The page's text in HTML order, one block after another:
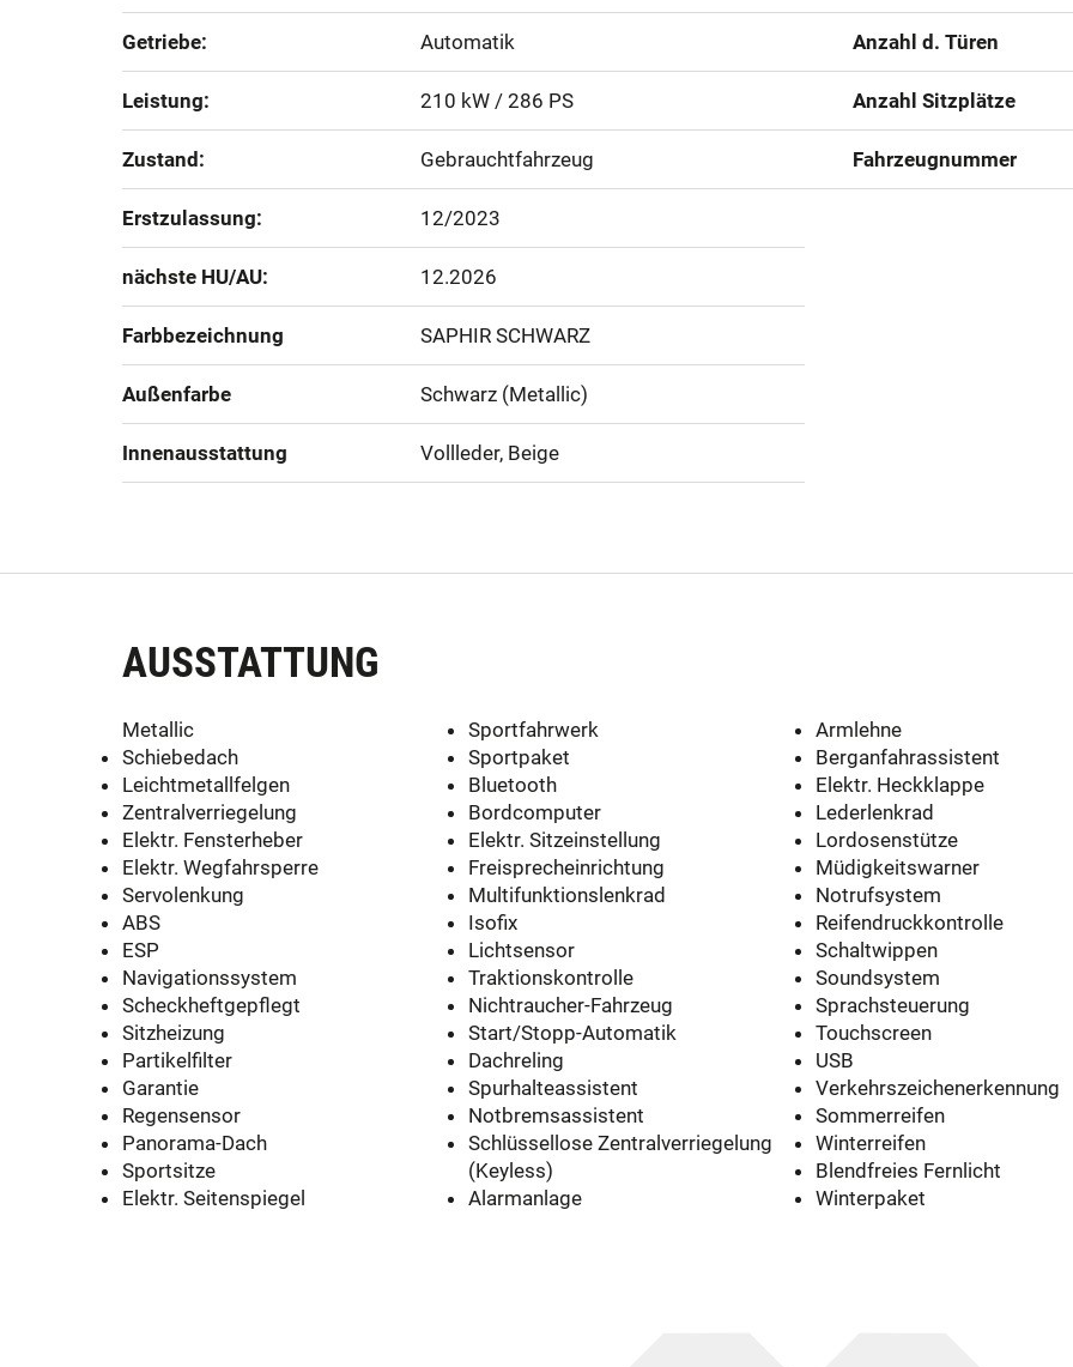
Getriebe: Automatik
Leistung: 210 kW / 286 PS
Zustand: Gebrauchtfahrzeug
Erstzulassung: 12/2023
nächste HU/AU: 12.2026
Farbbezeichnung SAPHIR SCHWARZ
Außenfarbe Schwarz (Metallic)
Innenausstattung Vollleder, Beige
Anzahl d. Türen
Anzahl Sitzplätze
Fahrzeugnummer
AUSSTATTUNG
Metallic
Schiebedach
Leichtmetallfelgen
Zentralverriegelung
Elektr. Fensterheber
Elektr. Wegfahrsperre
Servolenkung
ABS
ESP
Navigationssystem
Scheckheftgepflegt
Sitzheizung
Partikelfilter
Garantie
Regensensor
Panorama-Dach
Sportsitze
Elektr. Seitenspiegel
Sportfahrwerk
Sportpaket
Bluetooth
Bordcomputer
Elektr. Sitzeinstellung
Freisprecheinrichtung
Multifunktionslenkrad
Isofix
Lichtsensor
Traktionskontrolle
Nichtraucher-Fahrzeug
Start/Stopp-Automatik
Dachreling
Spurhalteassistent
Notbremsassistent
Schlüssellose Zentralverriegelung
(Keyless)
Alarmanlage
Armlehne
Berganfahrassistent
Elektr. Heckklappe
Lederlenkrad
Lordosenstütze
Müdigkeitswarner
Notrufsystem
Reifendruckkontrolle
Schaltwippen
Soundsystem
Sprachsteuerung
Touchscreen
USB
Verkehrszeichenerkennung
Sommerreifen
Winterreifen
Blendfreies Fernlicht
Winterpaket